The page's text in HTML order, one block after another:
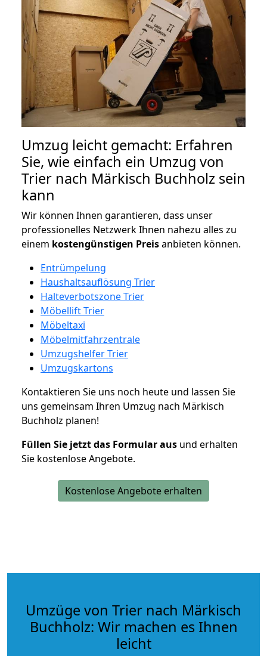
Umzug leicht gemacht: Erfahren
Sie, wie einfach ein Umzug von
Trier nach Märkisch Buchholz sein
kann
Wir können Ihnen garantieren, dass unser
professionelles Netzwerk Ihnen nahezu alles zu
einem kostengünstigen Preisanbieten können.
Entrümpelung
Haushaltsauflösung Trier
Halteverbotszone Trier
Möbellift Trier
Möbeltaxi
Möbelmitfahrzentrale
Umzugshelfer Trier
Umzugskartons
Kontaktieren Sie uns noch heute und lassen Sie
uns gemeinsam Ihren Umzug nach Märkisch
Buchholz planen!
Füllen Sie jetzt das Formular aus und erhalten
Sie kostenlose Angebote.
Kostenlose Angebote erhalten
Umzüge von Trier nach Märkisch
Buchholz: Wir machen es Ihnen
leicht